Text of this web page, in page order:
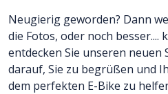
Neugierig geworden? Dann
die Fotos, oder noch besser....
entdecken Sie unseren neuen
darauf, Sie zu begrüßen und
dem perfekten E-Bike zu